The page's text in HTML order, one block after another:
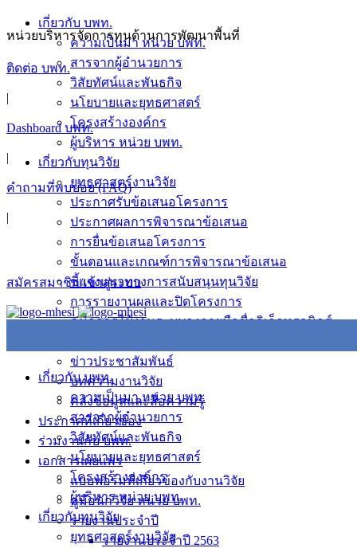
Skip
to
หน่วยบริหารจัดการทุนด้านการพัฒนาพื้นที่
ติดต่อ บพท.
|
Dashboard บพท.
|
คำถามที่พบบ่อย (FAQ)
|
สมัครสมาชิก/เข้าสู่ระบบ
เกี่ยวกับ บพท.
ความเป็นมา หน่วย บพท.
สารจากผู้อำนวยการ
วิสัยทัศน์และพันธกิจ
นโยบายและยุทธศาสตร์
โครงสร้างองค์กร
ผู้บริหาร หน่วย บพท.
เกี่ยวกับทุนวิจัย
ยุทธศาสตร์งานวิจัย
เกี่ยวกับ บพท.
ความเป็นมา หน่วย บพท.
สารจากผู้อำนวยการ
วิสัยทัศน์และพันธกิจ
นโยบายและยุทธศาสตร์
โครงสร้างองค์กร
ผู้บริหาร หน่วย บพท.
เกี่ยวกับทุนวิจัย
ยุทธศาสตร์งานวิจัย
ประกาศรับข้อเสนอโครงการ
ประกาศผลการพิจารณาข้อเสนอ
การยื่นข้อเสนอโครงการ
ขั้นตอนและเกณฑ์การพิจารณาข้อเสนอ
ชี้แจงแนวทางการสนับสนุนทุนวิจัย
การรายงานผลและปิดโครงการ
คู่มือการใช้งานระบบลงลายมือชื่ออิเล็กทรอนิกส์
ข่าวประชาสัมพันธ์
บทความงานวิจัย
คลังข้อมูลและสื่อความรู้
ประกาศที่เกี่ยวข้อง
ร่วมงานกับ บพท.
เอกสารเผยแพร่
แบบฟอร์มที่เกี่ยวข้องกับงานวิจัย
คู่มือนักวิจัย หน่วย บพท.
รายงานประจำปี
รายงานประจำปี 2563